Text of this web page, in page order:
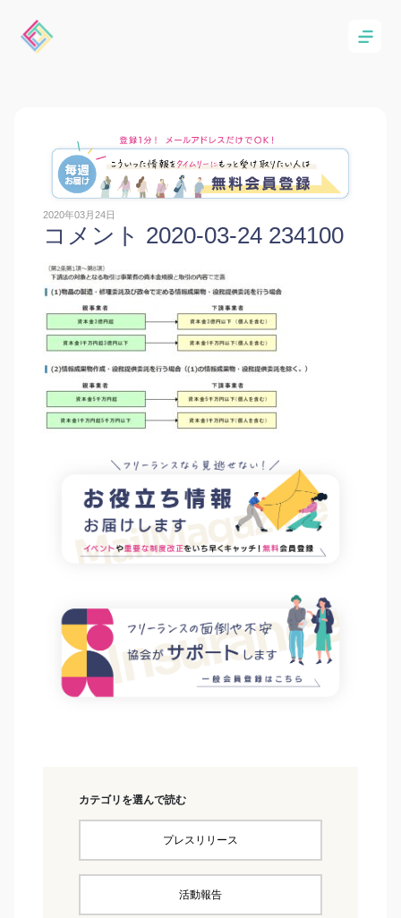
2020年03月24日
コメント 2020-03-24 234100
カテゴリを選んで読む
プレスリリース
活動報告